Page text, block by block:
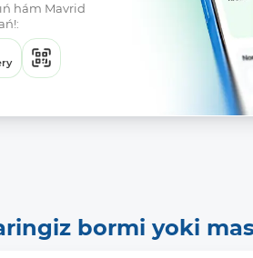
hám Mavrid
bormi yoki